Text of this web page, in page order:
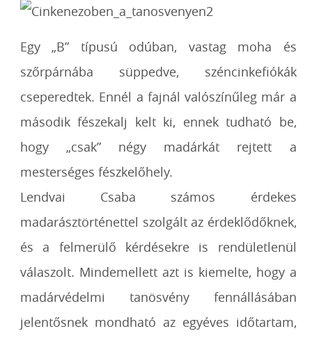
Egy „B” típusú odúban, vastag moha és
szőrpárnába süppedve, széncinkefiókák
cseperedtek. Ennél a fajnál valószínűleg már a
második fészekalj kelt ki, ennek tudható be,
hogy „csak” négy madárkát rejtett a
mesterséges fészkelőhely.
Lendvai Csaba számos érdekes
madarásztörténettel szolgált az érdeklődőknek,
és a felmerülő kérdésekre is rendületlenül
válaszolt. Mindemellett azt is kiemelte, hogy a
madárvédelmi tanösvény fennállásában
jelentősnek mondható az egyéves időtartam,